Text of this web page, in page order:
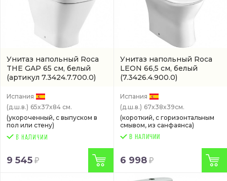
Унитаз напольный Roca
THE GAP 65 см, белый
(артикул 7.3424.7.700.0)
Испания
(д.ш.в.) 65x37x84 см.
(укороченный, с выпуском в
пол или стену)
9 545
Унитаз напольный Roca
LEON 66,5 см, белый
(7.3426.4.900.0)
Испания
(д.ш.в.) 67x38x39см.
(короткий, с горизонтальным
смывом, из санфаянса)
В НАЛИЧИИ
6 998